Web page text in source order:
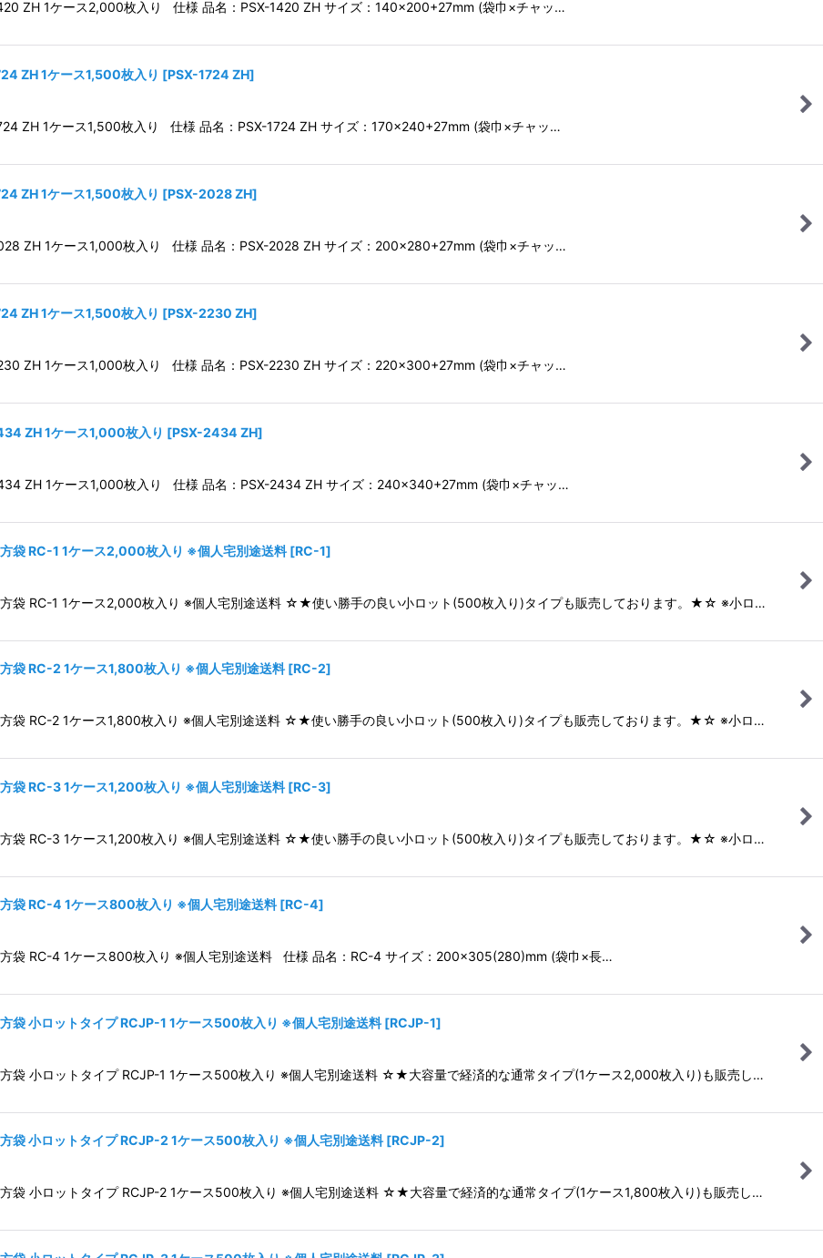
ZH 1ケース2,000枚入り 仕様 品名：PSX-1420 ZH サイズ：140×200+27mm (袋巾×チャッ…
ZH 1ケース1,500枚入り [PSX-1724 ZH]
ZH 1ケース1,500枚入り 仕様 品名：PSX-1724 ZH サイズ：170×240+27mm (袋巾×チャッ…
ZH 1ケース1,500枚入り [PSX-2028 ZH]
ZH 1ケース1,000枚入り 仕様 品名：PSX-2028 ZH サイズ：200×280+27mm (袋巾×チャッ…
ZH 1ケース1,500枚入り [PSX-2230 ZH]
ZH 1ケース1,000枚入り 仕様 品名：PSX-2230 ZH サイズ：220×300+27mm (袋巾×チャッ…
ZH 1ケース1,000枚入り [PSX-2434 ZH]
ZH 1ケース1,000枚入り 仕様 品名：PSX-2434 ZH サイズ：240×340+27mm (袋巾×チャッ…
袋 RC-1 1ケース2,000枚入り ※個人宅別途送料 [RC-1]
方袋 RC-1 1ケース2,000枚入り ※個人宅別途送料 ☆★使い勝手の良い小ロット(500枚入り)タイプも販売しております。★☆ ※小ロ…
袋 RC-2 1ケース1,800枚入り ※個人宅別途送料 [RC-2]
方袋 RC-2 1ケース1,800枚入り ※個人宅別途送料 ☆★使い勝手の良い小ロット(500枚入り)タイプも販売しております。★☆ ※小ロ…
袋 RC-3 1ケース1,200枚入り ※個人宅別途送料 [RC-3]
方袋 RC-3 1ケース1,200枚入り ※個人宅別途送料 ☆★使い勝手の良い小ロット(500枚入り)タイプも販売しております。★☆ ※小ロ…
袋 RC-4 1ケース800枚入り ※個人宅別途送料 [RC-4]
袋 RC-4 1ケース800枚入り ※個人宅別途送料 仕様 品名：RC-4 サイズ：200×305(280)mm (袋巾×長…
袋 小ロットタイプ RCJP-1 1ケース500枚入り ※個人宅別途送料 [RCJP-1]
袋 小ロットタイプ RCJP-1 1ケース500枚入り ※個人宅別途送料 ☆★大容量で経済的な通常タイプ(1ケース2,000枚入り)も販売し…
袋 小ロットタイプ RCJP-2 1ケース500枚入り ※個人宅別途送料 [RCJP-2]
袋 小ロットタイプ RCJP-2 1ケース500枚入り ※個人宅別途送料 ☆★大容量で経済的な通常タイプ(1ケース1,800枚入り)も販売し…